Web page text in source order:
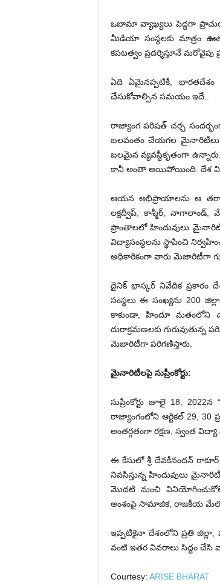
ఒబామా వ్యాఖ్య‌లు పెద్దగా
మీడియా సంస్థ‌ల‌కు మాత్రం
కపటత్వం ప్ర‌ద‌ర్శిస్తూనే
ఏది ఏమైనప్పటికీ,
చేసుకోవాల్సిన స‌మ‌యం ఇదే..
రాజ్యాంగ పరిషత్ చర్చ
బలవంతం చేయగల మైనారిటీలు
బలమైన వ్యవస్థీకృతంగా
కానీ అంతా అయిపోయింది. దేశ
ఆయన అభిప్రాయాలను ఆ
లక్షద్వీప్, కాశ్మీర్,
ప్రాంతాల‌లో హిందువులు
విద్యాసంస్థలను స్థాపించి
అధికారికంగా వారు మెజారిటీగా
దైనిక్ భాస్కర్ నివేదిక ప్రకారం
సంస్థలు ఈ సంఖ్యను 200
కాకుండా, హిందూ మతంలోని
దురాక్రమణల‌కు గురువుతున్న
మెజారిటీగా పరిగణిస్తారు.
మైనారిటీలపై సుప్రీంకోర్టు:
సుప్రీంకోర్టు జూలై 18,
రాజ్యాంగంలోని ఆర్టికల్ 29,
అంతర్గతంగా రక్షణ, స్వంత
ఈ కేసులో శ్రీ దేవకీనందన్
నివసిస్తున్న హిందువులు
మొద‌టి నుంచి
అంశంపై సామాజిక, రాజకీయ
ఇప్ప‌టికైనా దేశంలోని ప్ర‌తి జిల్లా,
వంటి ఇతర వివ‌రాలు సిద్దం చేసి
Courtesy: ARISE BHARAT